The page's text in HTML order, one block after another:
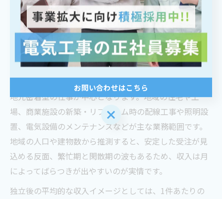
独立開業を考えるなら電気工事の働き
方を比較
電気工事士独立の働き方と収入イメージ
電気工事士として独立を目指す場合、岐阜県郡上市では
地元密着型の仕事が中心となります。地域の住宅や工
場、商業施設の新築・リフォーム時の配線工事や照明設
置、電気設備のメンテナンスなどが主な業務範囲です。
地域の人口や建物数から推測すると、安定した受注が見
込める反面、繁忙期と閑散期の波もあるため、収入は月
によってばらつきが出やすいのが実情です。
独立後の平均的な収入イメージとしては、1件あたりの
お問い合わせはこちら
お問い合わせはこちら